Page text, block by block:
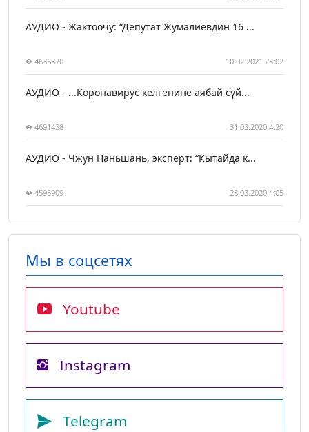
АУДИО - Жактоочу: “Депутат Жумалиевдин 16 ...
4636370 10.02.2021 23:02
АУДИО - ...Коронавирус келгенине аябай сүй...
4691438 31.03.2020 4:20
АУДИО - Чжун Наньшань, эксперт: “Кытайда к...
4595909 28.03.2020 4:05
Мы в соцсетях
Youtube
Instagram
Telegram